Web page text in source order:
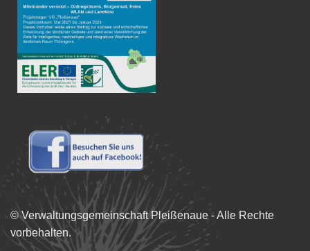
© Verwaltungsgemeinschaft Pleißenaue - Alle Rechte
vorbehalten.